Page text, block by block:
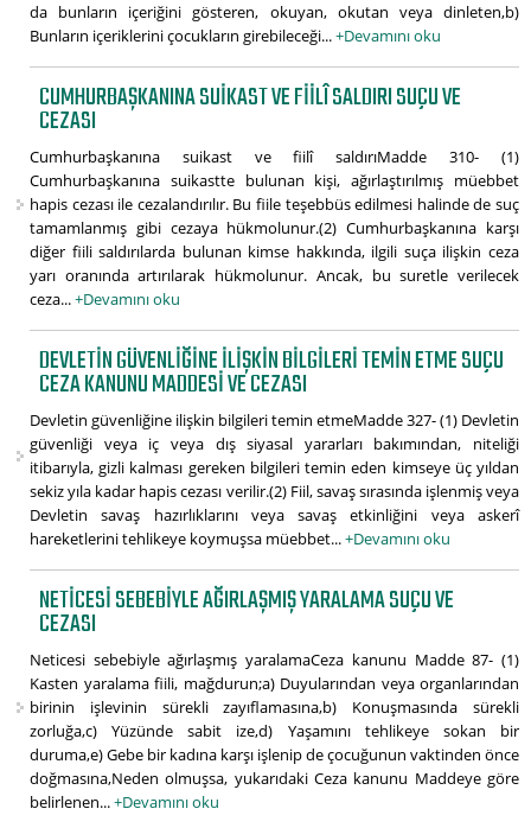
da bunların içeriğini gösteren, okuyan, okutan veya dinleten,b)
Bunların içeriklerini çocukların girebileceği...+Devamını oku
CUMHURBAŞKANINA SUIKAST VE FIILÎ SALDIRI SUÇU VE
CEZASI
Cumhurbaşkanına suikast ve fiilî saldırıMadde 310- (1)
Cumhurbaşkanına suikastte bulunan kişi, ağırlaştırılmış müebbet
hapis cezası ile cezalandırılır. Bu fiile teşebbüs edilmesi halinde de suç
tamamlanmış gibi cezaya hükmolunur.(2) Cumhurbaşkanına karşı
diğer fiili saldırılarda bulunan kimse hakkında, ilgili suça ilişkin ceza
yarı oranında artırılarak hükmolunur. Ancak, bu suretle verilecek
ceza...+Devamını oku
DEVLETIN GÜVENLIĞINE ILIŞKIN BILGILERI TEMIN ETME SUÇU
CEZA KANUNU MADDESI VE CEZASI
Devletin güvenliğine ilişkin bilgileri temin etmeMadde 327- (1) Devletin
güvenliği veya iç veya dış siyasal yararları bakımından, niteliği
itibarıyla, gizli kalması gereken bilgileri temin eden kimseye üç yıldan
sekiz yıla kadar hapis cezası verilir.(2) Fiil, savaş sırasında işlenmiş veya
Devletin savaş hazırlıklarını veya savaş etkinliğini veya askerî
hareketlerini tehlikeye koymuşsa müebbet...+Devamını oku
NETICESI SEBEBIYLE AĞIRLAŞMIŞ YARALAMA SUÇU VE
CEZASI
Neticesi sebebiyle ağırlaşmış yaralamaCeza kanunu Madde 87- (1)
Kasten yaralama fiili, mağdurun;a) Duyularından veya organlarından
birinin işlevinin sürekli zayıflamasına,b) Konuşmasında sürekli
zorluğa,c) Yüzünde sabit ize,d) Yaşamını tehlikeye sokan bir
duruma,e) Gebe bir kadına karşı işlenip de çocuğunun vaktinden önce
doğmasına,Neden olmuşsa, yukarıdaki Ceza kanunu Maddeye göre
belirlenen...+Devamını oku